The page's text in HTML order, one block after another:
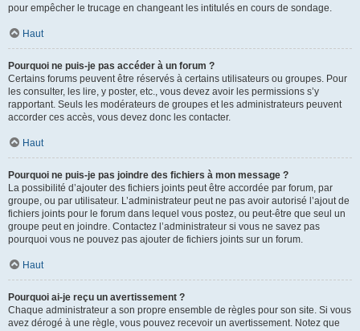
pour empêcher le trucage en changeant les intitulés en cours de sondage.
Haut
Pourquoi ne puis-je pas accéder à un forum ?
Certains forums peuvent être réservés à certains utilisateurs ou groupes. Pour
les consulter, les lire, y poster, etc., vous devez avoir les permissions s’y
rapportant. Seuls les modérateurs de groupes et les administrateurs peuvent
accorder ces accès, vous devez donc les contacter.
Haut
Pourquoi ne puis-je pas joindre des fichiers à mon message ?
La possibilité d’ajouter des fichiers joints peut être accordée par forum, par
groupe, ou par utilisateur. L’administrateur peut ne pas avoir autorisé l’ajout de
fichiers joints pour le forum dans lequel vous postez, ou peut-être que seul un
groupe peut en joindre. Contactez l’administrateur si vous ne savez pas
pourquoi vous ne pouvez pas ajouter de fichiers joints sur un forum.
Haut
Pourquoi ai-je reçu un avertissement ?
Chaque administrateur a son propre ensemble de règles pour son site. Si vous
avez dérogé à une règle, vous pouvez recevoir un avertissement. Notez que